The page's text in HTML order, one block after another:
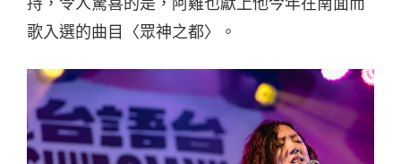
歌入選的曲目〈眾神之都〉。